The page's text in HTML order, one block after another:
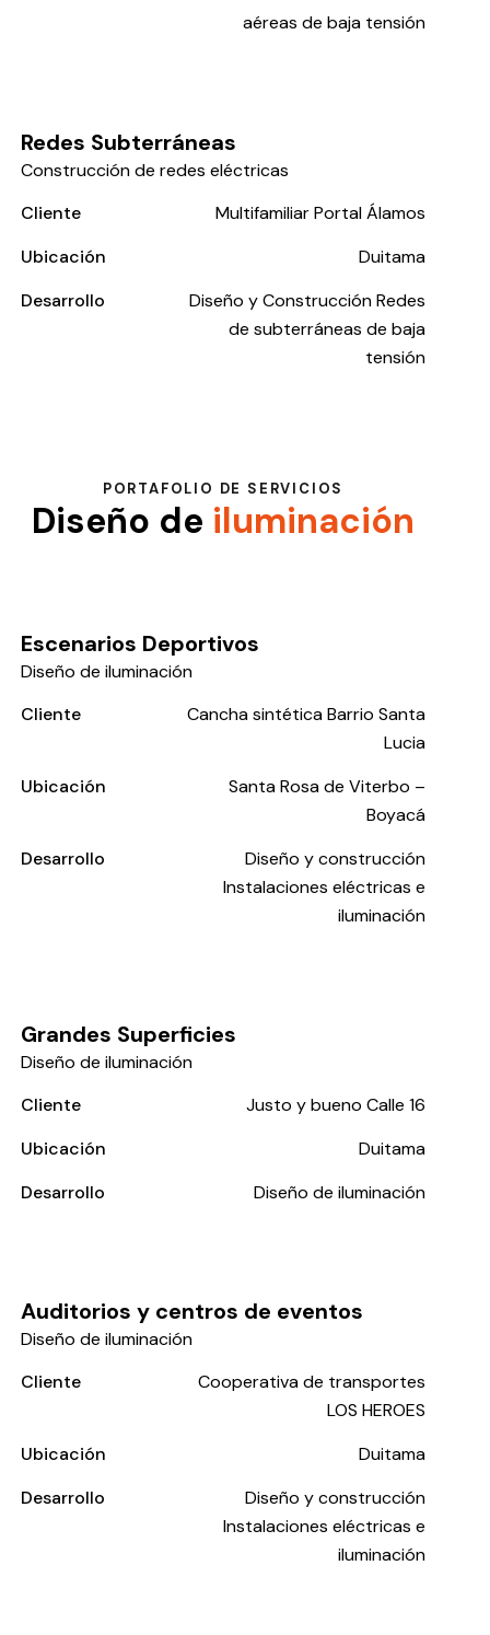
aéreas de baja tensión
Redes Subterráneas
Construcción de redes eléctricas
Cliente
Multifamiliar Portal Álamos
Ubicación
Duitama
Desarrollo
Diseño y Construcción Redes
de subterráneas de baja
tensión
PORTAFOLIO DE SERVICIOS
Diseño de iluminación
Escenarios Deportivos
Diseño de iluminación
Cliente
Cancha sintética Barrio Santa
Lucia
Ubicación
Santa Rosa de Viterbo –
Boyacá
Desarrollo
Diseño y construcción
Instalaciones eléctricas e
iluminación
Grandes Superficies
Diseño de iluminación
Cliente
Justo y bueno Calle 16
Ubicación
Duitama
Desarrollo
Diseño de iluminación
Auditorios y centros de eventos
Diseño de iluminación
Cliente
Cooperativa de transportes
LOS HEROES
Ubicación
Duitama
Desarrollo
Diseño y construcción
Instalaciones eléctricas e
iluminación